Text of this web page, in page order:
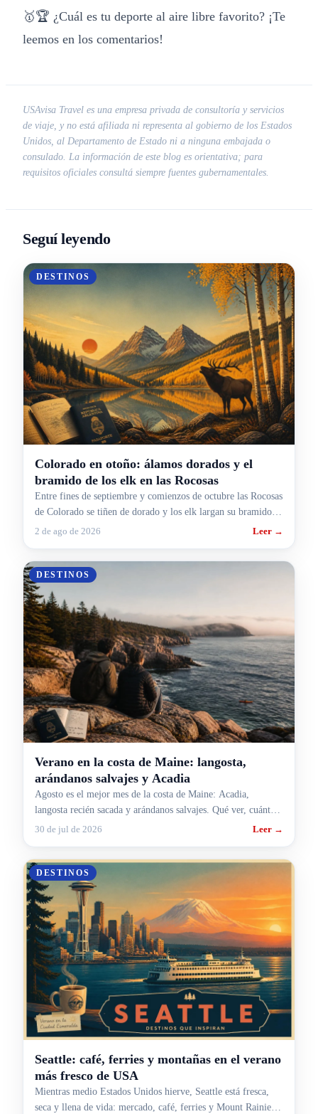
🥇🏆 ¿Cuál es tu deporte al aire libre favorito? ¡Te
leemos en los comentarios!
USAvisa Travel es una empresa privada de consultoría y servicios
de viaje, y no está afiliada ni representa al gobierno de los Estados
Unidos, al Departamento de Estado ni a ninguna embajada o
consulado. La información de este blog es orientativa; para
requisitos oficiales consultá siempre fuentes gubernamentales.
Seguí leyendo
DESTINOS
Colorado en otoño: álamos dorados y el
bramido de los elk en las Rocosas
Entre fines de septiembre y comienzos de octubre las Rocosas
de Colorado se tiñen de dorado y los elk largan su bramido.
Cuándo ir, dónde y cómo armarlo.
2 de ago de 2026 Leer →
DESTINOS
Verano en la costa de Maine: langosta,
arándanos salvajes y Acadia
Agosto es el mejor mes de la costa de Maine: Acadia,
langosta recién sacada y arándanos salvajes. Qué ver, cuánto
sale la entrada y cómo armar la ruta.
30 de jul de 2026 Leer →
DESTINOS
Seattle: café, ferries y montañas en el verano
más fresco de USA
Mientras medio Estados Unidos hierve, Seattle está fresca,
seca y llena de vida: mercado, café, ferries y Mount Rainier.